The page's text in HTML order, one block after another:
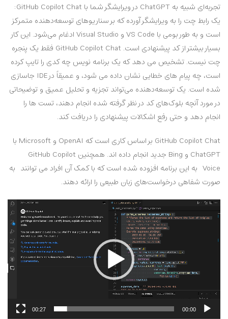
تجربه‌ای شبیه به ChatGPT در ویرایشگر شما با GitHub Copilot Chat:
یک رابط چت را به ویرایشگر آورده که بر سناریوهای توسعه‌دهنده متمرکز
است و به طور بومی با VS Code و Visual Studio ادغام می‌شود. این کار
بسیار بیشتر از کد پیشنهادی است. GitHub Copilot Chat فقط یک پنجره
چت نیست. تشخیص می دهد که یک برنامه نویس چه کدی را تایپ کرده
است، چه پیام های خطایی نشان داده می شود، و عمیقاً در IDE جاسازی
شده است. یک توسعه‌دهنده می‌تواند تجزیه و تحلیل عمیق و توضیحاتی
در مورد آنچه بلوک‌های کد در نظر گرفته شده انجام دهند، تست ها را
انجام دهد و حتی رفع اشکالات پیشنهادی را دریافت کند.
GitHub Copilot Chat بر اساس کاری است که OpenAI و Microsoft با
ChatGPT و Bing جدید انجام داده اند. همچنین
GitHub Copilot
Voice به این برنامه افزوده شده است که با کمک آن افراد می توانند به
صورت شفاهی درخواست‌های زبان طبیعی را ارائه دهند.
نمایشگر
ویدیو
00:00
00:27